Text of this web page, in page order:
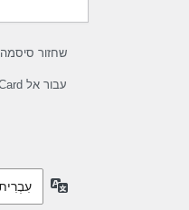
שחזור סיסמה
עבור אל Summer Card
שפה